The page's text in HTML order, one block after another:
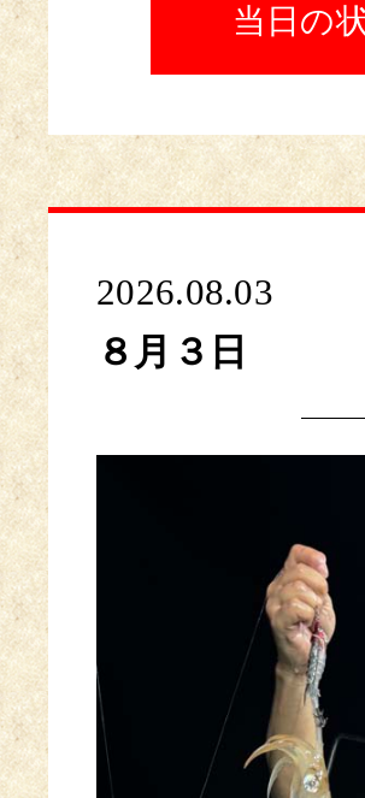
当日の
2026.08.03
８月３日